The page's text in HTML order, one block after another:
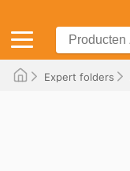
Expert folders